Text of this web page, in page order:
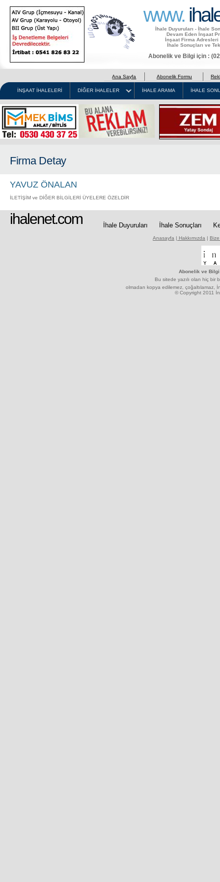
www.
İhale Duyuruları - İhale
Devam Eden İnşaat
İnşaat Firma
İhale Sonuçları ve
Abonelik ve Bilgi için :
Ana Sayfa Abonelik Formu
İNŞAAT İHALELERİ DİĞER İHALELER İHALE ARAMA İHALE
Firma Detay
YAVUZ ÖNALAN
İLETİŞİM ve DİĞER BİLGİLERİ ÜYELERE ÖZELDİR
ihalenet.com İhale Duyuruları İhale Sonuçları
Anasayfa | Hakkımızda |
Abonelik ve Bilgi
Bu sitede yazılı olan hiç bir
olmadan kopya edilemez, çoğaltılamaz,
© Copyright 2011